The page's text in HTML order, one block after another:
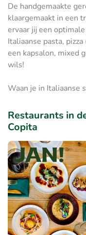
De handgemaakte
klaargemaakt in een
ervaar jij een
Italiaanse pasta,
een kapsalon, mixed
wils!
Waan je in Italiaanse
Restaurants in
Copita